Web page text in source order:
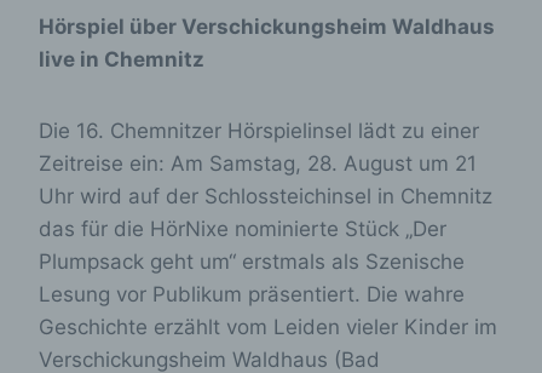
Hörspiel über Verschickungsheim Waldhaus
live in Chemnitz
Die 16. Chemnitzer Hörspielinsel lädt zu einer
Zeitreise ein: Am Samstag, 28. August um 21
Uhr wird auf der Schlossteichinsel in Chemnitz
das für die HörNixe nominierte Stück „Der
Plumpsack geht um“ erstmals als Szenische
Lesung vor Publikum präsentiert. Die wahre
Geschichte erzählt vom Leiden vieler Kinder im
Verschickungsheim Waldhaus (Bad